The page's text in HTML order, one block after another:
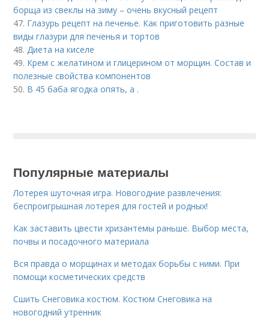
борща из свеклы на зиму – очень вкусный рецепт
47. Глазурь рецепт на печенье. Как приготовить разные
виды глазури для печенья и тортов
48.Диета на киселе
49. Крем с желатином и глицерином от морщин. Состав и
полезные свойства компонентов
50. В 45 баба ягодка опять, а .
Популярные материалы
Лотерея шуточная игра. Новогодние развлечения:
беспроигрышная лотерея для гостей и родных!
Как заставить цвести хризантемы раньше. Выбор места,
почвы и посадочного материала
Вся правда о морщинах и методах борьбы с ними. При
помощи косметических средств
Сшить Снеговика костюм. Костюм Снеговика на
новогодний утренник